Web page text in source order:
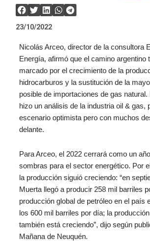
23/10/2022
Nicolás Arceo, director de la consultora
Energía, afirmó que el camino argentino
marcado por el crecimiento de la
hidrocarburos y la sustitución de la
posible de importaciones de gas natural.
hizo un análisis de la industria oil & gas,
escenario optimista pero con muchos
delante.
Para Arceo, el 2022 cerrará como un
sombras para el sector energético. Por
la producción siguió creciendo: “en
Muerta llegó a producir 258 mil barriles
producción global de petróleo en el país
los 600 mil barriles por día; la
también está creciendo”, dijo según
Mañana de Neuquén.